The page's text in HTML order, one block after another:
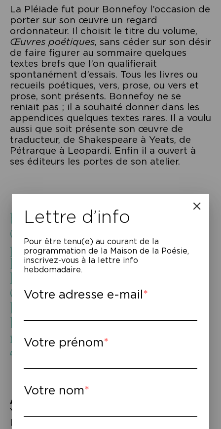
La Pléiade fut pour Bonnefoy l’occasion de
porter sur son œuvre un regard
ordonnateur. Il choisit le titre du volume,
Œuvres poétiques, sans céder sur son désir
de faire figurer au sommaire quelques
textes brefs que l’on qualifierait
spontanément d’essais. Tous les livres ou
recueils poétiques, vers, prose, ou vers et
prose, sont présents. Bonnefoy ne se
reniait pas ; il a souhaité donner dans les
appendices quelques textes rares. Il a voulu
aussi que soit présente son œuvre de
traducteur, de Shakespeare à Yeats, de
Pétrarque à Leopardi. Enfin il a ouvert à
ses éditeurs les portes de son atelier.
brisée,
On l’entend mal, même si on se
penche.
Et pourtant on écoute, et si
longtemps
Que parfois la vie passe. Et que
la mort
Déjà dit non à toute
métaphore. »
L’heure présente
À lire
Yves Bonnefoy,
La Pléiade, Gallimard 13 avril 2023.
Lettre d’info
Pour être tenu(e) au courant de la
programmation de la Maison de la Poésie,
inscrivez-vous à la lettre info
hebdomadaire.
Votre adresse e-mail
Votre prénom
Votre nom